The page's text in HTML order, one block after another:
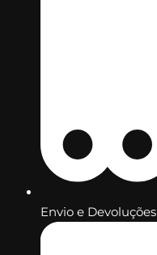
Envio e Devoluções